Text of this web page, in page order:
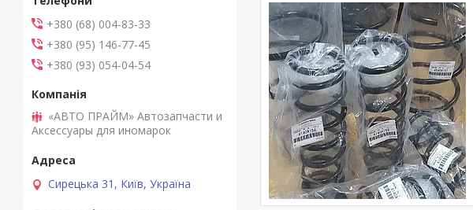
+380 (68) 004-83-33
+380 (95) 146-77-45
+380 (93) 054-04-54
«АВТО ПРАЙМ» Автозапчасти и
Аксессуары для иномарок
Сирецька 31, Київ, Україна